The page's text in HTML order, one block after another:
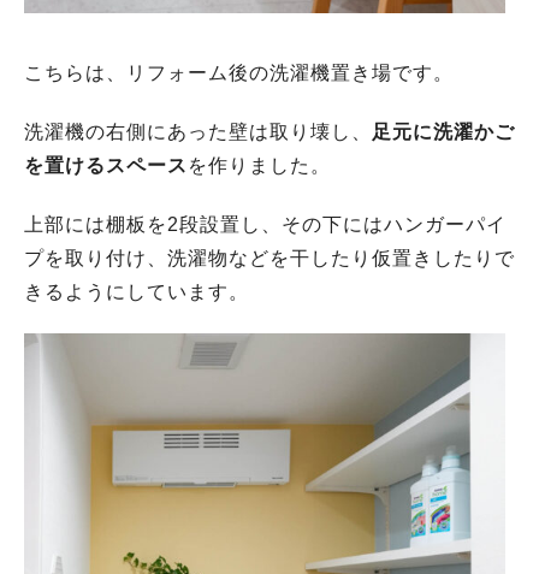
こちらは、リフォーム後の洗濯機置き場です。
洗濯機の右側にあった壁は取り壊し、
足元に洗濯かご
を置けるスペース を作りました。
上部には棚板を2段設置し、その下にはハンガーパイ
プを取り付け、洗濯物などを干したり仮置きしたりで
きるようにしています。